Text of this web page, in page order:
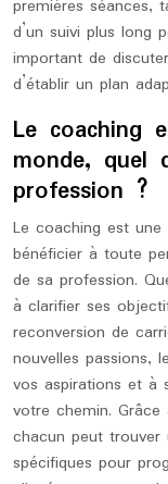
premières séances,
d’un suivi plus long
important de
d’établir un plan
Le coaching
monde, quel
profession ?
Le coaching est
bénéficier à toute
de sa profession.
à clarifier ses
reconversion de
nouvelles passions,
vos aspirations et à
votre chemin.
chacun peut trouver
spécifiques pour